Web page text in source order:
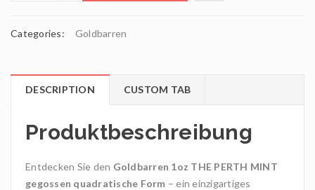
Categories: Goldbarren
DESCRIPTION CUSTOM TAB
Produktbeschreibung
Entdecken Sie den Goldbarren 1oz THE PERTH MINT
gegossen quadratische Form – ein einzigartiges